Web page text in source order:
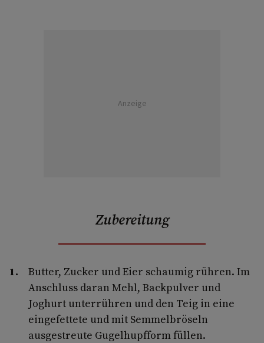
Anzeige
Zubereitung
Butter, Zucker und Eier schaumig rühren. Im
Anschluss daran Mehl, Backpulver und
Joghurt unterrühren und den Teig in eine
eingefettete und mit Semmelbröseln
ausgestreute Gugelhupfform füllen.